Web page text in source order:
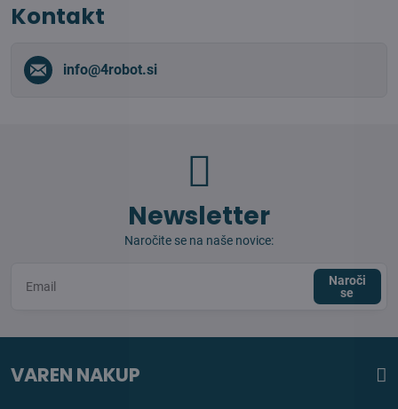
Kontakt
info​@4robot​.si
Newsletter
Naročite se na naše novice:
Naroči
se
VAREN NAKUP